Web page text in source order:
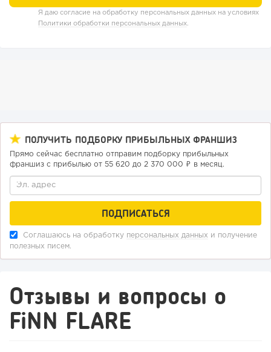
113 0
Конференции августа 2026: лучшие мероприятия месяца
для бизнеса,...
Я даю согласие на обработку персональных данных на условиях
Политики обработки персональных данных
ПОЛУЧИТЬ ПОДБОРКУ ПРИБЫЛЬНЫХ ФРАНШИЗ
Прямо сейчас бесплатно отправим подборку прибыльных
франшиз с прибылью от 55 620 до 2 370 000 ₽ в месяц.
Соглашаюсь на обработку персональных данных и получение
полезных писем.
Отзывы и вопросы о
FiNN FLARE